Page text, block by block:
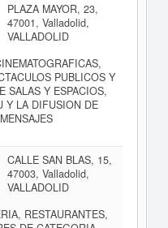
PLAZA MAYOR, 23,
47001, Valladolid,
VALLADOLID
PUBLICOS Y
SALAS Y ESPACIOS,
Y LA DIFUSION DE
CALLE SAN BLAS, 15,
47003, Valladolid,
VALLADOLID
RESTAURANTES,